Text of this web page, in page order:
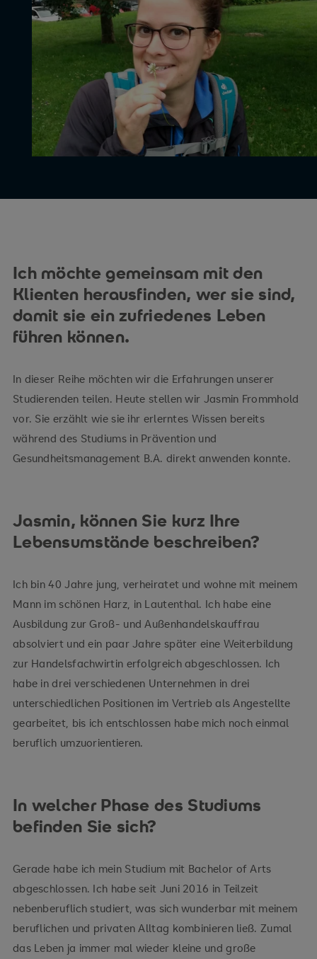
Ich möchte gemeinsam mit den
Klienten herausfinden, wer sie sind,
damit sie ein zufriedenes Leben
führen können.
In dieser Reihe möchten wir die Erfahrungen unserer
Studierenden teilen. Heute stellen wir Jasmin Frommhold
vor. Sie erzählt wie sie ihr erlerntes Wissen bereits
während des Studiums in Prävention und
Gesundheitsmanagement B.A. direkt anwenden konnte.
Jasmin, können Sie kurz Ihre
Lebensumstände beschreiben?
Ich bin 40 Jahre jung, verheiratet und wohne mit meinem
Mann im schönen Harz, in Lautenthal. Ich habe eine
Ausbildung zur Groß- und Außenhandelskauffrau
absolviert und ein paar Jahre später eine Weiterbildung
zur Handelsfachwirtin erfolgreich abgeschlossen. Ich
habe in drei verschiedenen Unternehmen in drei
unterschiedlichen Positionen im Vertrieb als Angestellte
gearbeitet, bis ich entschlossen habe mich noch einmal
beruflich umzuorientieren.
In welcher Phase des Studiums
befinden Sie sich?
Gerade habe ich mein Studium mit Bachelor of Arts
abgeschlossen. Ich habe seit Juni 2016 in Teilzeit
nebenberuflich studiert, was sich wunderbar mit meinem
beruflichen und privaten Alltag kombinieren ließ. Zumal
das Leben ja immer mal wieder kleine und große